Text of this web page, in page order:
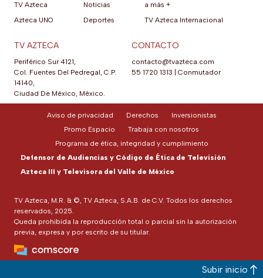
TV Azteca
Azteca UNO
Noticias
Deportes
a más +
TV Azteca Internacional
TV AZTECA
Periférico Sur 4121,
Col. Fuentes Del Pedregal, C.P.
14140,
Ciudad De México, México.
CONTACTO
contacto@tvazteca.com
55 1720 1313
Conmutador
TV Azteca, M.R. & ©, TV Azteca, S.A.B. de C.V. Todos los derechos
reservados, 2025.
Queda prohibida la reproducción total o parcial sin la autorización
previa, expresa y por escrito de su titular.
Aviso de privacidad Derechos
Inversionistas
Promo Espacio
Trabaja con nosotros
Programa de ética, integridad y cumplimiento
Defensor de Audiencias y Código de Ética de Televisión
Azteca III y Televisora del Valle de México
Subir inicio